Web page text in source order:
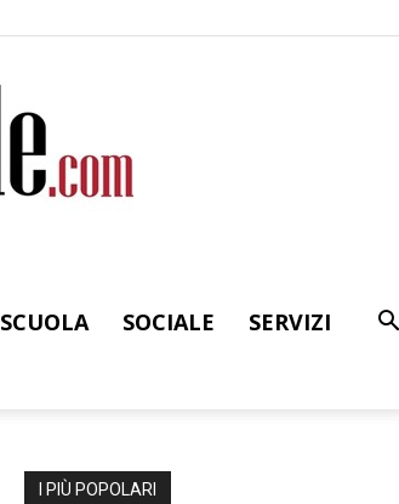
SCUOLA SOCIALE
SERVIZI
I PIÙ POPOLARI